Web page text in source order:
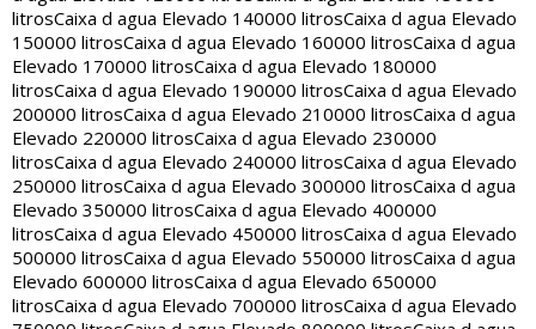
litrosCaixa d agua Elevado 140000 litrosCaixa d agua Elevado
150000 litrosCaixa d agua Elevado 160000 litrosCaixa d agua
Elevado 170000 litrosCaixa d agua Elevado 180000
litrosCaixa d agua Elevado 190000 litrosCaixa d agua Elevado
200000 litrosCaixa d agua Elevado 210000 litrosCaixa d agua
Elevado 220000 litrosCaixa d agua Elevado 230000
litrosCaixa d agua Elevado 240000 litrosCaixa d agua Elevado
250000 litrosCaixa d agua Elevado 300000 litrosCaixa d agua
Elevado 350000 litrosCaixa d agua Elevado 400000
litrosCaixa d agua Elevado 450000 litrosCaixa d agua Elevado
500000 litrosCaixa d agua Elevado 550000 litrosCaixa d agua
Elevado 600000 litrosCaixa d agua Elevado 650000
litrosCaixa d agua Elevado 700000 litrosCaixa d agua Elevado